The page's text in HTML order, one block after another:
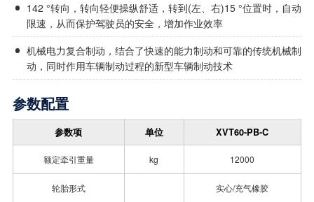
142 °转向，转向轻便操纵舒适，转到(左、右)15 °位置时，自动
限速，从而保护驾驶员的安全，增加作业效率
机械电力复合制动，结合了快速的能力制动和可靠的传统机械制
动，同时作用车辆制动过程的新型车辆制动技术
参数配置
参数项 单位 XVT60-PB-C
额定牵引重量 kg 12000
轮胎形式 实心/充气橡胶